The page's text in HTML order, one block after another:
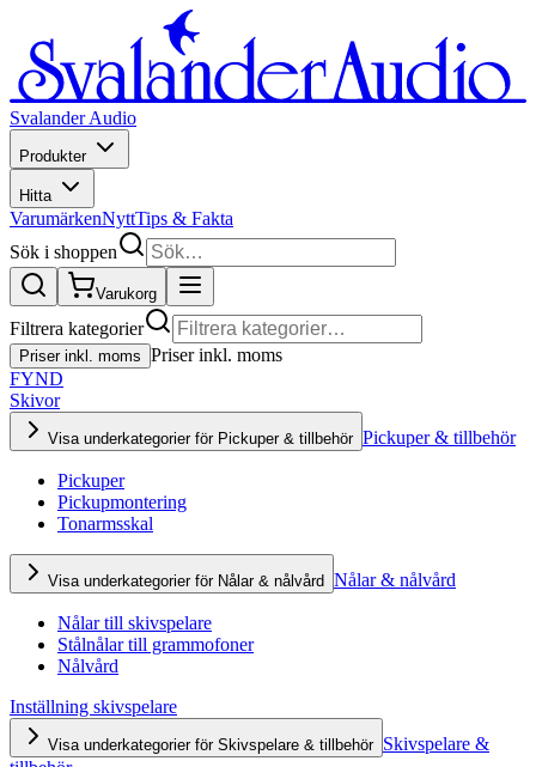
Svalander Audio
Produkter
Hitta
VarumärkenNyttTips & Fakta
Sök i shoppen
Varukorg
Filtrera kategorier
Priser inkl. moms Priser inkl. moms
FYND
Skivor
Visa underkategorier för Pickuper & tillbehör Pickuper & tillbehör
Pickuper
Pickupmontering
Tonarmsskal
Visa underkategorier för Nålar & nålvård Nålar & nålvård
Nålar till skivspelare
Stålnålar till grammofoner
Nålvård
Inställning skivspelare
Visa underkategorier för Skivspelare & tillbehör Skivspelare &